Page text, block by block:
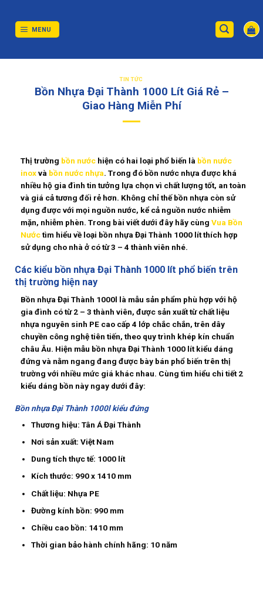
content
MENU
TIN TỨC
Bồn Nhựa Đại Thành 1000 Lít Giá Rẻ –
Giao Hàng Miễn Phí
Thị trường bồn nước hiện có hai loại phổ biến là bồn nước
inoxvà bồn nước nhựa. Trong đó bồn nước nhựa được khá
nhiều hộ gia đình tin tưởng lựa chọn vì chất lượng tốt, an toàn
và giá cả tương đối rẻ hơn. Không chỉ thế bồn nhựa còn sử
dụng được với mọi nguồn nước, kể cả nguồn nước nhiễm
mặn, nhiễm phèn. Trong bài viết dưới đây hãy cùng Vua Bồn
Nướctìm hiểu về loại bồn nhựa Đại Thành 1000 lítthích hợp
sử dụng cho nhà ở có từ 3 – 4 thành viên nhé.
Các kiểu bồn nhựa Đại Thành 1000 lít phổ biến trên
thị trường hiện nay
Bồn nhựa Đại Thành 1000l là mẫu sản phẩm phù hợp với hộ
gia đình có từ 2 – 3 thành viên, được sản xuất từ chất liệu
nhựa nguyên sinh PE cao cấp 4 lớp chắc chắn, trên dây
chuyền công nghệ tiên tiến, theo quy trình khép kín chuẩn
châu Âu. Hiện mẫu bồn nhựa Đại Thành 1000 lít kiểu dáng
đứng và nằm ngang đang được bày bán phổ biến trên thị
trường với nhiều mức giá khác nhau. Cùng tìm hiểu chi tiết 2
kiểu dáng bồn này ngay dưới đây:
Bồn nhựa Đại Thành 1000l kiểu đứng
Thương hiệu: Tân Á Đại Thành
Nơi sản xuất: Việt Nam
Dung tích thực tế: 1000 lít
Kích thước: 990 x 1410 mm
Chất liệu: Nhựa PE
Đường kính bồn: 990 mm
Chiều cao bồn: 1410 mm
Thời gian bảo hành chính hãng: 10 năm